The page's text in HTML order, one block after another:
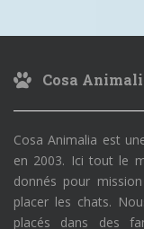
Cosa
Cosa Animalia est
en 2003. Ici tout le
donnés pour
placer les chats.
placés dans des